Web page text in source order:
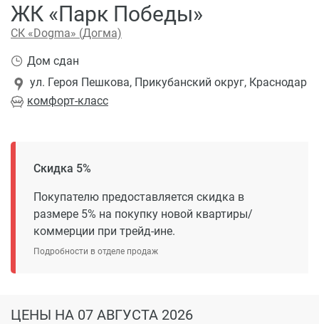
ЖК «Парк Победы»
СК «Dogma» (Догма)
комфорт-класс
ул. Героя Пешкова, Прикубанский округ, Краснодар
Дом сдан
Скидка 5%
Покупателю предоставляется скидка в
размере 5% на покупку новой квартиры/
коммерции при трейд-ине.
Подробности в отделе продаж
ЦЕНЫ НА 07 АВГУСТА 2026